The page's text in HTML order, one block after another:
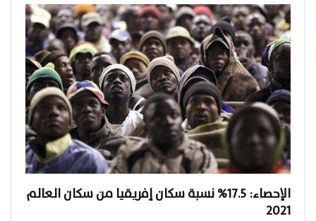
الإحصاء: 17.5% نسبة سكان إفريقيا من سكان العالم
2021